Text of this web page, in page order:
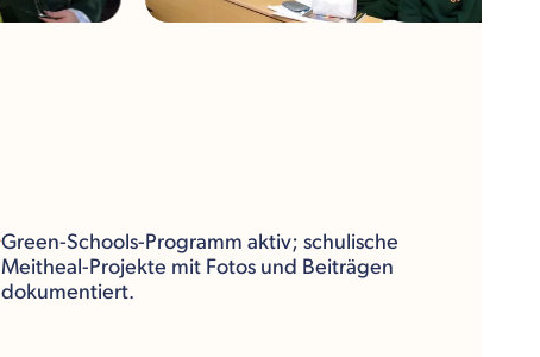
Green-Schools-Programm aktiv; schulische
Meitheal-Projekte mit Fotos und Beiträgen
dokumentiert.